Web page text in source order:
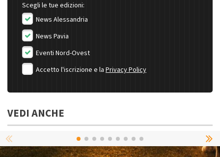
Scegli le tue edizioni:
News Alessandria
News Pavia
Eventi Nord-Ovest
Accetto l'iscrizione e la Privacy Policy
VEDI ANCHE